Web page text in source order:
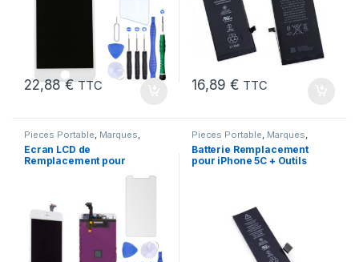
22,88€ TTC 16,89€ TTC
Pieces Portable, Marques,
Apple iPhone 6
Ecran LCD de
Remplacement pour
Pieces Portable, Marques,
Apple iPhone 5C Batteries et
chargeurs,Batteries Apple
Batterie Remplacement
pour iPhone 5C + Outils